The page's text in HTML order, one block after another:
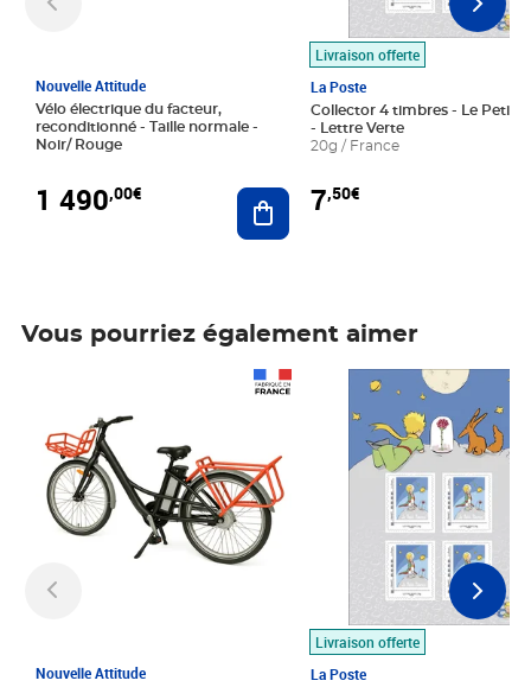
Nouvelle Attitude
Vélo électrique du facteur,
reconditionné - Taille normale -
Noir/ Rouge
1 490,00€ Ajouter au panier
Livraison offerte
La Poste
Collector 4 timbres - Le Petit
- Lettre Verte
20g / France
7,50€
Vous pourriez également aimer
Nouvelle Attitude
Livraison offerte
La Poste
Prix 7,50€